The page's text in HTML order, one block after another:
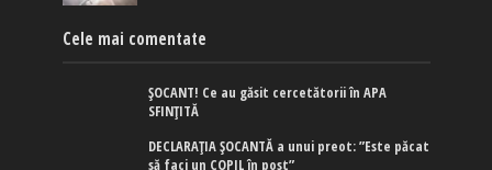
Cele mai comentate
ȘOCANT! Ce au găsit cercetătorii în APA
SFINȚITĂ
DECLARAȚIA ȘOCANTĂ a unui preot: ”Este păcat
să faci un COPIL în post”